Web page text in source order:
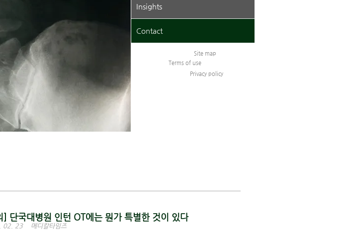
Insights
Contact
Privacy policy
] 단국대병원 인턴 OT에는 뭔가 특별한 것이 있다
02. 23 메디칼타임즈
Terms of use
Site map